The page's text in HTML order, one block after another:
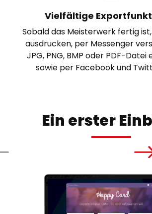
Vielfältige
Sobald das Meisterwerk fertig
ausdrucken, per Messenger
JPG, PNG, BMP oder PDF-
sowie per Facebook und
Ein erster